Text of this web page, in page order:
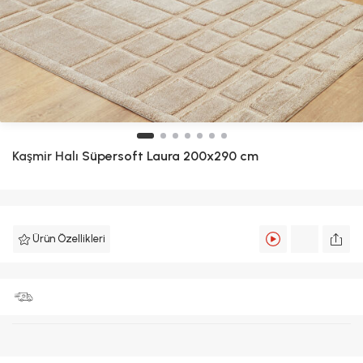
Kaşmir Halı Süpersoft Laura 200x290 cm
Ürün Özellikleri